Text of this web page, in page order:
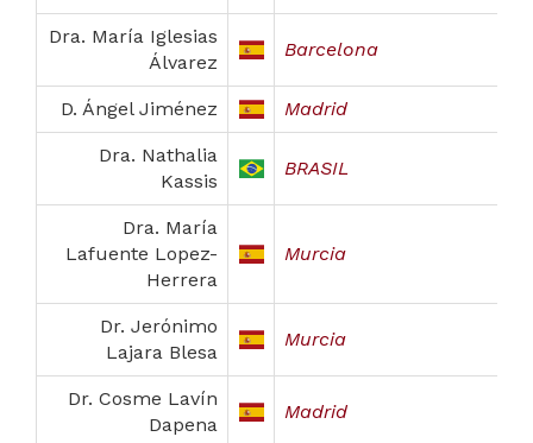
Dra. María Iglesias
Álvarez
Barcelona
D. Ángel Jiménez Madrid
Dra. Nathalia
Kassis
BRASIL
Dra. María
Lafuente Lopez-
Herrera
Murcia
Dr. Jerónimo
Lajara Blesa
Murcia
Dr. Cosme Lavín
Dapena
Madrid